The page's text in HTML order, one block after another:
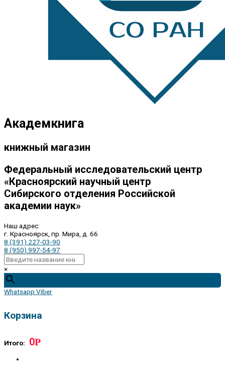
Академкнига
книжный магазин
Федеральный исследовательский центр
«Красноярский научный центр
Сибирского отделения Российской
академии наук»
Наш адрес:
г. Красноярск, пр. Мира, д. 66
8 (391) 227-03-90
8 (950) 997-54-97
×
Whatsapp Viber
Корзина
Итого: 0Р